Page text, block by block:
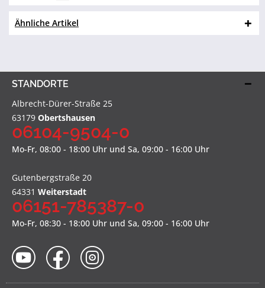
Ähnliche Artikel
STANDORTE
Albrecht-Dürer-Straße 25
63179 Obertshausen
06104-9504-0
Mo-Fr, 08:00 - 18:00 Uhr und Sa, 09:00 - 16:00 Uhr
Gutenbergstraße 20
64331 Weiterstadt
06151-785387-0
Mo-Fr, 08:30 - 18:00 Uhr und Sa, 09:00 - 16:00 Uhr